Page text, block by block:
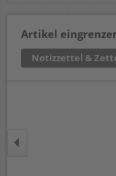
Artikel
Notizzettel &